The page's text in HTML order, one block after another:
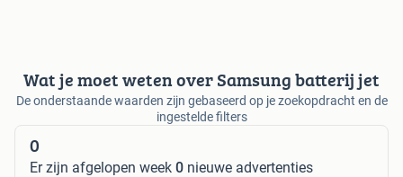
Wat je moet weten over Samsung batterij jet
De onderstaande waarden zijn gebaseerd op je zoekopdracht en de
ingestelde filters
0
Er zijn afgelopen week 0 nieuwe advertenties